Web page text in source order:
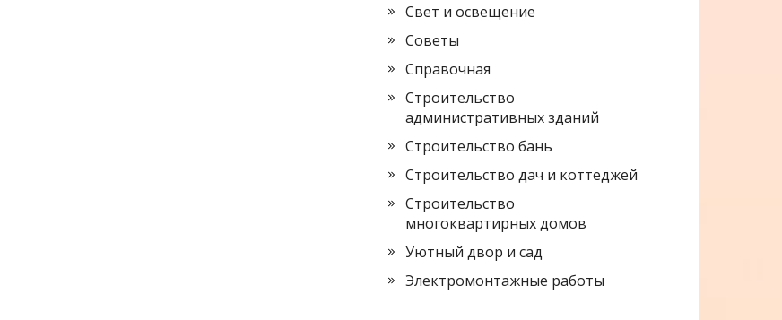
Свет и освещение
Советы
Справочная
Строительство
административных зданий
Строительство бань
Строительство дач и коттеджей
Строительство
многоквартирных домов
Уютный двор и сад
Электромонтажные работы